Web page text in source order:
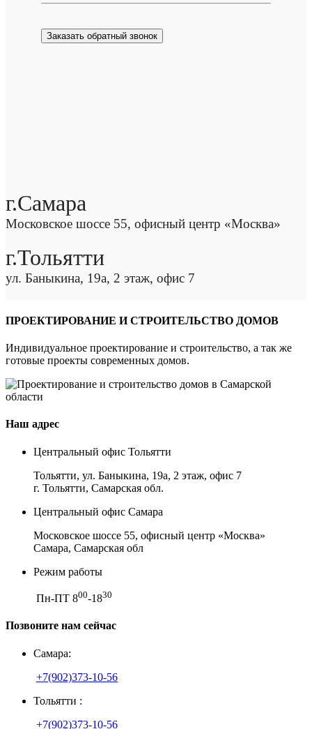
Заказать обратный звонок
г.Самара
Московское шоссе 55, офисный центр «Москва»
г.Тольятти
ул. Баныкина, 19а, 2 этаж, офис 7
ПРОЕКТИРОВАНИЕ И СТРОИТЕЛЬСТВО ДОМОВ
Индивидуальное проектирование и строительство, а так же
готовые проекты современных домов.
Наш адрес
Центральный офис Тольятти
Тольятти, ул. Баныкина, 19а, 2 этаж, офис 7
г. Тольятти, Самарская обл.
Центральный офис Самара
Московское шоссе 55, офисный центр «Москва»
Самара, Самарская обл
Режим работы
Пн-ПТ 800-1830
Позвоните нам сейчас
Самара:
+7(902)373-10-56
Тольятти :
+7(902)373-10-56